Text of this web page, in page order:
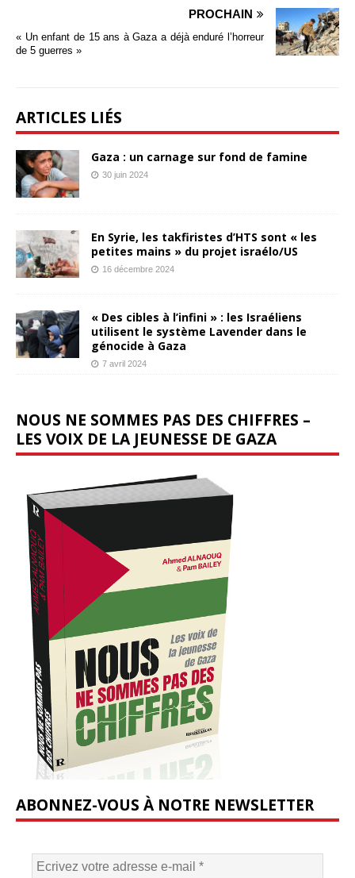
PROCHAIN
« Un enfant de 15 ans à Gaza a déjà enduré l’horreur
de 5 guerres »
ARTICLES LIÉS
Gaza : un carnage sur fond de famine
30 juin 2024
En Syrie, les takfiristes d’HTS sont « les
petites mains » du projet israélo/US
16 décembre 2024
« Des cibles à l’infini » : les Israéliens
utilisent le système Lavender dans le
génocide à Gaza
7 avril 2024
NOUS NE SOMMES PAS DES CHIFFRES –
LES VOIX DE LA JEUNESSE DE GAZA
ABONNEZ-VOUS À NOTRE NEWSLETTER